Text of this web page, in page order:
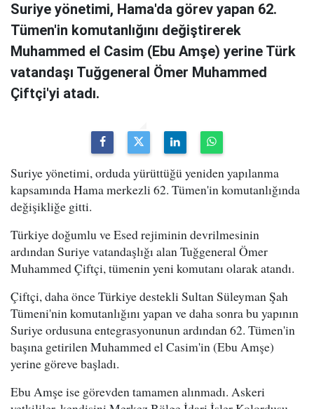
Suriye yönetimi, Hama'da görev yapan 62.
Tümen'in komutanlığını değiştirerek
Muhammed el Casim (Ebu Amşe) yerine Türk
vatandaşı Tuğgeneral Ömer Muhammed
Çiftçi'yi atadı.
Suriye yönetimi, orduda yürüttüğü yeniden yapılanma
kapsamında Hama merkezli 62. Tümen'in komutanlığında
değişikliğe gitti.
Türkiye doğumlu ve Esed rejiminin devrilmesinin
ardından Suriye vatandaşlığı alan Tuğgeneral Ömer
Muhammed Çiftçi, tümenin yeni komutanı olarak atandı.
Çiftçi, daha önce Türkiye destekli Sultan Süleyman Şah
Tümeni'nin komutanlığını yapan ve daha sonra bu yapının
Suriye ordusuna entegrasyonunun ardından 62. Tümen'in
başına getirilen Muhammed el Casim'in (Ebu Amşe)
yerine göreve başladı.
Ebu Amşe ise görevden tamamen alınmadı. Askeri